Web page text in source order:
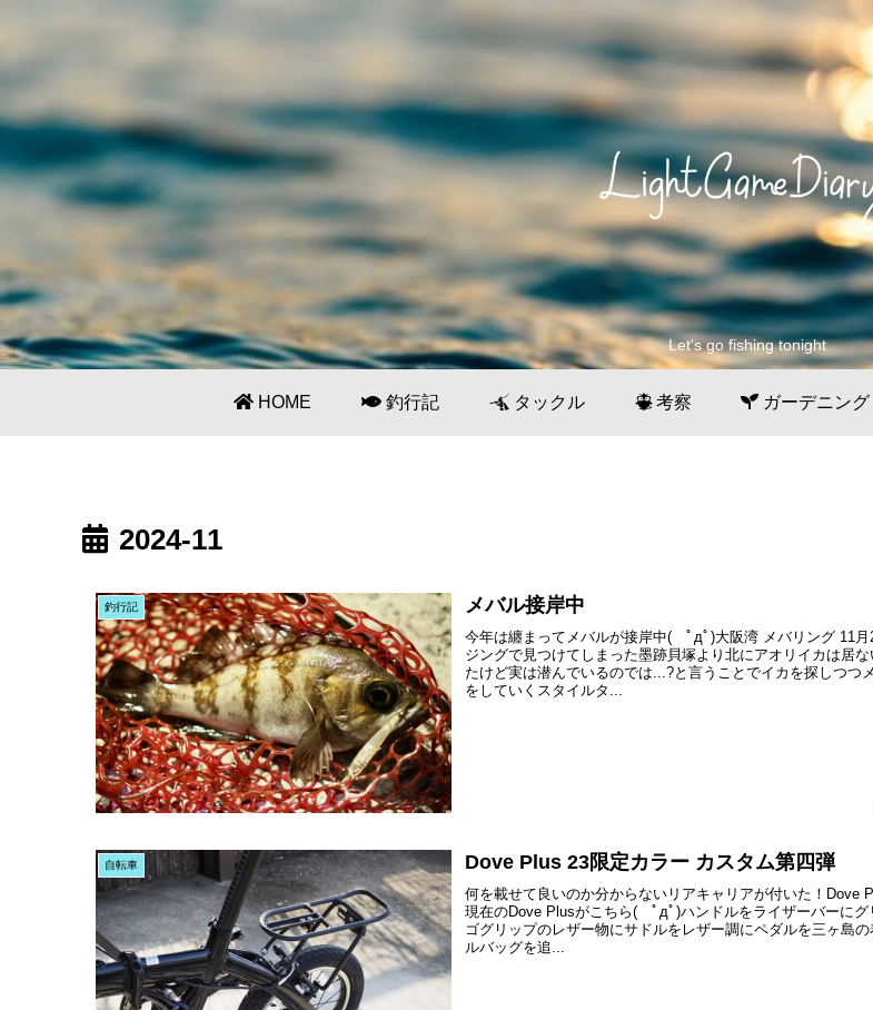
Let's go fishing tonight
HOME 釣行記 タックル 考察 ガーデニング
2024-11
釣行記 メバル接岸中
今年は纏まってメバルが接岸中( ﾟдﾟ)大阪湾 メバリング 11月
ジングで見つけてしまった墨跡貝塚より北にアオリイカは居
たけど実は潜んでいるのでは...?と言うことでイカを探しつつ
をしていくスタイルタ...
自転車 Dove Plus 23限定カラー カスタム第四弾
何を載せて良いのか分からないリアキャリアが付いた！Dove
現在のDove Plusがこちら( ﾟдﾟ)ハンドルをライザーバーにグ
ゴグリップのレザー物にサドルをレザー調にペダルを三ヶ島
ルバッグを追...